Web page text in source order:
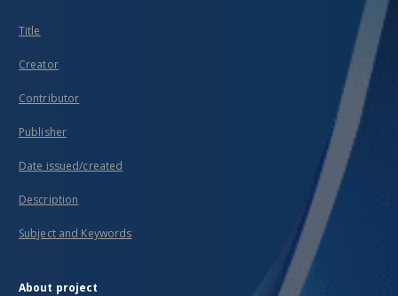
Title
Creator
Contributor
Publisher
Date issued/created
Description
Subject and Keywords
About project